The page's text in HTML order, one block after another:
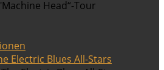
Electric Blues All-Stars